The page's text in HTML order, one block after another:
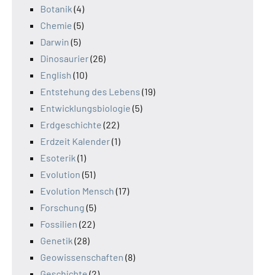
Botanik (4)
Chemie (5)
Darwin (5)
Dinosaurier(26)
English (10)
Entstehung des Lebens (19)
Entwicklungsbiologie (5)
Erdgeschichte (22)
Erdzeit Kalender(1)
Esoterik (1)
Evolution (51)
Evolution Mensch (17)
Forschung (5)
Fossilien (22)
Genetik (28)
Geowissenschaften (8)